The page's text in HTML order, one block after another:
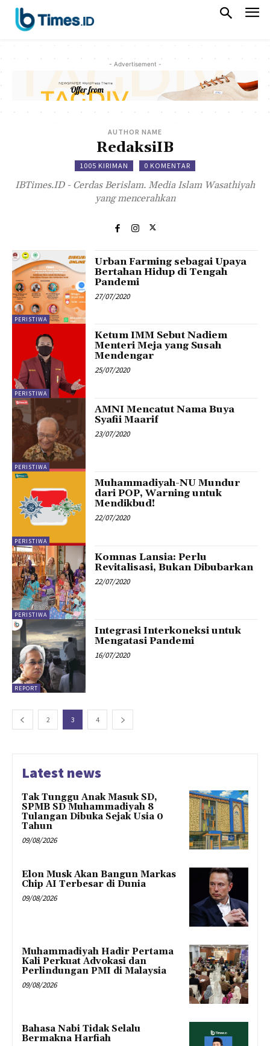
- Advertisement -
AUTHOR NAME
RedaksiIB
1005 KIRIMAN 0 KOMENTAR
IBTimes.ID - Cerdas Berislam. Media Islam Wasathiyah
yang mencerahkan
PERISTIWA
Urban Farming sebagai Upaya
Bertahan Hidup di Tengah
Pandemi
27/07/2020
PERISTIWA
Ketum IMM Sebut Nadiem
Menteri Meja yang Susah
Mendengar
25/07/2020
PERISTIWA
AMNI Mencatut Nama Buya
Syafii Maarif
23/07/2020
PERISTIWA
Muhammadiyah-NU Mundur
dari POP, Warning untuk
Mendikbud!
22/07/2020
PERISTIWA
Komnas Lansia: Perlu
Revitalisasi, Bukan Dibubarkan
22/07/2020
REPORT
Integrasi Interkoneksi untuk
Mengatasi Pandemi
16/07/2020
2 3 4
Latest news
Tak Tunggu Anak Masuk SD,
SPMB SD Muhammadiyah 8
Tulangan Dibuka Sejak Usia 0
Tahun
09/08/2026
Elon Musk Akan Bangun Markas
Chip AI Terbesar di Dunia
09/08/2026
Muhammadiyah Hadir Pertama
Kali Perkuat Advokasi dan
Perlindungan PMI di Malaysia
09/08/2026
Bahasa Nabi Tidak Selalu
Bermakna Harfiah